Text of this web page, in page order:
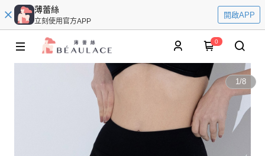
薄蕾絲
立刻使用官方APP
開啟APP
0
1/8